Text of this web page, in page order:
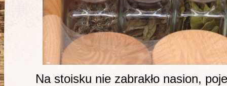
Na stoisku nie zabrakło nasion,